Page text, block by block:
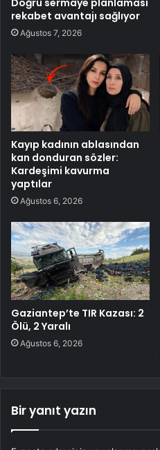
rekabet avantajı sağlıyor
Ağustos 7, 2026
Kayıp kadının ablasından
kan donduran sözler:
Kardeşimi kavurma
yaptılar
Ağustos 6, 2026
Gaziantep’te TIR Kazası: 2
Ölü, 2 Yaralı
Ağustos 6, 2026
Bir yanıt yazın